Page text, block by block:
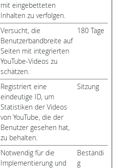
mit eingebetteten
Inhalten zu verfolgen.
Versucht, die
Benutzerbandbreite auf
Seiten mit integrierten
YouTube-Videos zu
schätzen.
180 Tage
Registriert eine
eindeutige ID, um
Statistiken der Videos
von YouTube, die der
Benutzer gesehen hat,
zu behalten.
Sitzung
Notwendig für die
Implementierung und
Beständi
g